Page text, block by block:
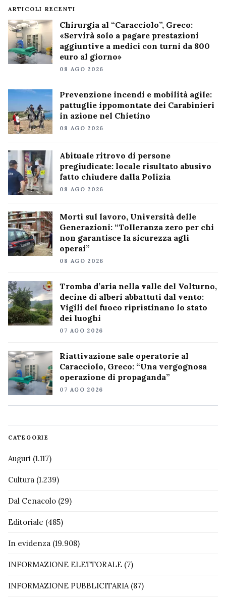
ARTICOLI RECENTI
Chirurgia al “Caracciolo”, Greco:
«Servirà solo a pagare prestazioni
aggiuntive a medici con turni da 800
euro al giorno»
08 AGO 2026
Prevenzione incendi e mobilità agile:
pattuglie ippomontate dei Carabinieri
in azione nel Chietino
08 AGO 2026
Abituale ritrovo di persone
pregiudicate: locale risultato abusivo
fatto chiudere dalla Polizia
08 AGO 2026
Morti sul lavoro, Università delle
Generazioni: “Tolleranza zero per chi
non garantisce la sicurezza agli
operai”
08 AGO 2026
Tromba d’aria nella valle del Volturno,
decine di alberi abbattuti dal vento:
Vigili del fuoco ripristinano lo stato
dei luoghi
07 AGO 2026
Riattivazione sale operatorie al
Caracciolo, Greco: “Una vergognosa
operazione di propaganda”
07 AGO 2026
CATEGORIE
Auguri (1.117)
Cultura (1.239)
Dal Cenacolo (29)
Editoriale (485)
In evidenza (19.908)
INFORMAZIONE ELETTORALE (7)
INFORMAZIONE PUBBLICITARIA(87)